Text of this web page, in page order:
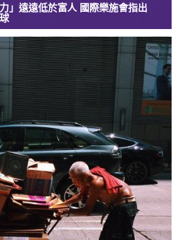
」遠遠低於富人 國際樂施會指出